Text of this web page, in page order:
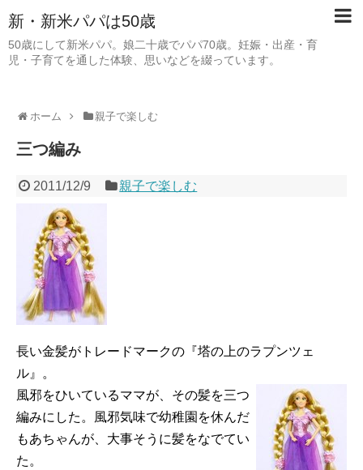
新・新米パパは50歳
50歳にして新米パパ。娘二十歳でパパ70歳。妊娠・出産・育
児・子育てを通した体験、思いなどを綴っています。
ホーム 親子で楽しむ
三つ編み
2011/12/9 親子で楽しむ
長い金髪がトレードマークの『塔の上のラプンツェ
ル』。
風邪をひいているママが、その髪を三つ
編みにした。風邪気味で幼稚園を休んだ
もあちゃんが、大事そうに髪をなでてい
た。